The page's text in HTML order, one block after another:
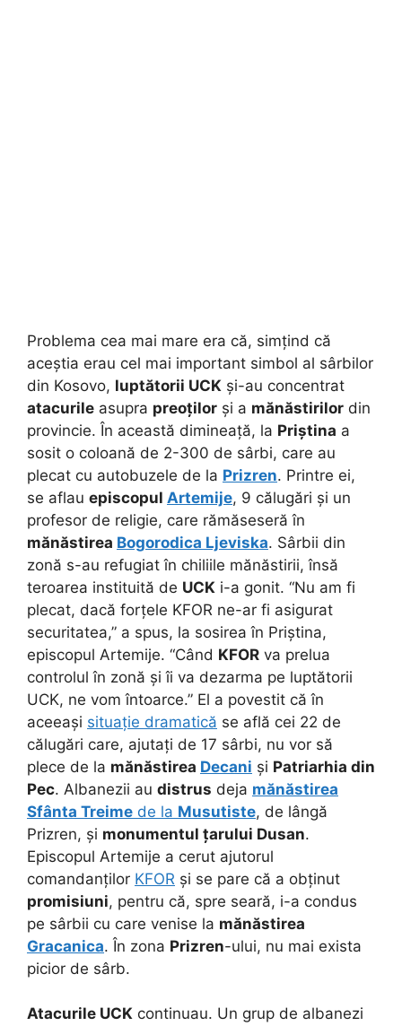
Problema cea mai mare era că, simțind că
aceștia erau cel mai important simbol al sârbilor
din Kosovo, luptătorii UCK și-au concentrat
atacurile asupra preoților și a mănăstirilor din
provincie. În această dimineață, la Priștina a
sosit o coloană de 2-300 de sârbi, care au
plecat cu autobuzele de la Prizren. Printre ei,
se aflau episcopul Artemije, 9 călugări și un
profesor de religie, care rămăseseră în
mănăstirea Bogorodica Ljeviska. Sârbii din
zonă s-au refugiat în chiliile mănăstirii, însă
teroarea instituită de UCK i-a gonit. “Nu am fi
plecat, dacă forțele KFOR ne-ar fi asigurat
securitatea,” a spus, la sosirea în Priștina,
episcopul Artemije. “Când KFOR va prelua
controlul în zonă și îi va dezarma pe luptătorii
UCK, ne vom întoarce.” El a povestit că în
aceeași situație dramatică se află cei 22 de
călugări care, ajutați de 17 sârbi, nu vor să
plece de la mănăstirea Decani și Patriarhia din
Pec. Albanezii au distrus deja mănăstirea
Sfânta Treime de la Musutiste, de lângă
Prizren, și monumentul țarului Dusan.
Episcopul Artemije a cerut ajutorul
comandanților KFOR și se pare că a obținut
promisiuni, pentru că, spre seară, i-a condus
pe sârbii cu care venise la mănăstirea
Gracanica. În zona Prizren-ului, nu mai exista
picior de sârb.
Atacurile UCK continuau. Un grup de albanezi